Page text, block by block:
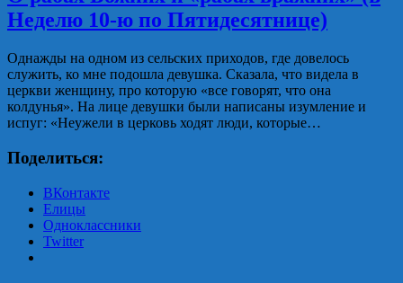
Неделю 10-ю по Пятидесятнице)
Однажды на одном из сельских приходов, где довелось
служить, ко мне подошла девушка. Сказала, что видела в
церкви женщину, про которую «все говорят, что она
колдунья». На лице девушки были написаны изумление и
испуг: «Неужели в церковь ходят люди, которые…
Поделиться:
ВКонтакте
Елицы
Одноклассники
Twitter